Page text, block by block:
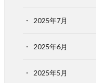
2025年7月
2025年6月
2025年5月